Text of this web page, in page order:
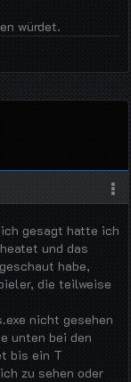
würdet.
gesagt hatte ich
und das
habe,
die teilweise
nicht gesehen
unten bei den
bis ein T
zu sehen oder